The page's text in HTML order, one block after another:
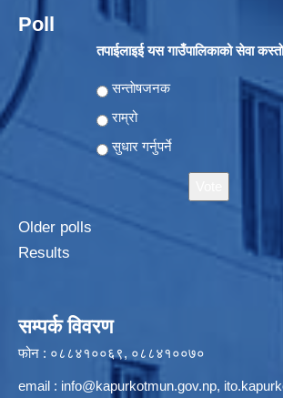
Poll
तपाईलाइई यस गाउँपालिकाको सेवा
Choices
सन्ताेषजनक
राम्रो
सुधार गर्नुपर्ने
Older polls
Results
सम्पर्क विवरण
फोन : ०८८४१००६९, ०८८४१००७०
email : info@kapurkotmun.gov.np,